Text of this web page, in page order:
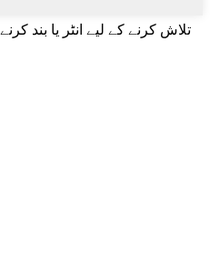
تلاش کرنے کے لیے انٹر یا بند کرنے